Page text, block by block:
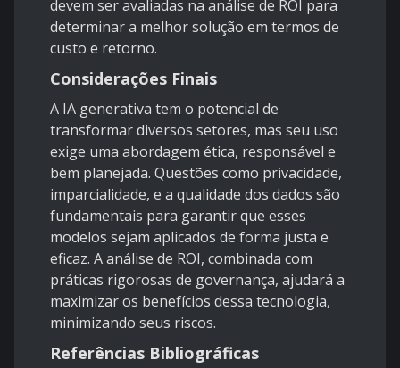
devem ser avaliadas na análise de ROI para
determinar a melhor solução em termos de
custo e retorno.
Considerações Finais
A IA generativa tem o potencial de
transformar diversos setores, mas seu uso
exige uma abordagem ética, responsável e
bem planejada. Questões como privacidade,
imparcialidade, e a qualidade dos dados são
fundamentais para garantir que esses
modelos sejam aplicados de forma justa e
eficaz. A análise de ROI, combinada com
práticas rigorosas de governança, ajudará a
maximizar os benefícios dessa tecnologia,
minimizando seus riscos.
Referências Bibliográficas